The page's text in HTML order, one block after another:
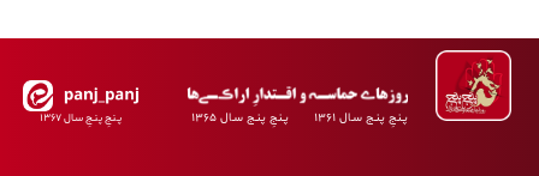
پـنجِ پنـج سـال ۱۳۶۱ پـنجِ پنـج سـال ۱۳۶۵ پـنجِ پنـجِ سـال ۱۳۶۷